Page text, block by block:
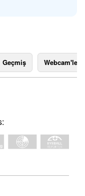
Geçmiş Webcam'ler